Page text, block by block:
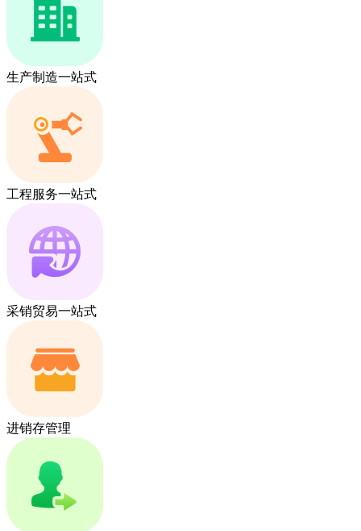
生产制造一站式
工程服务一站式
采销贸易一站式
进销存管理